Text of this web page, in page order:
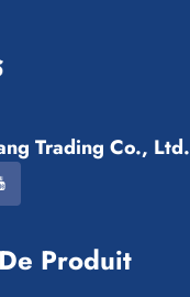
Trading Co., Ltd.
Produit